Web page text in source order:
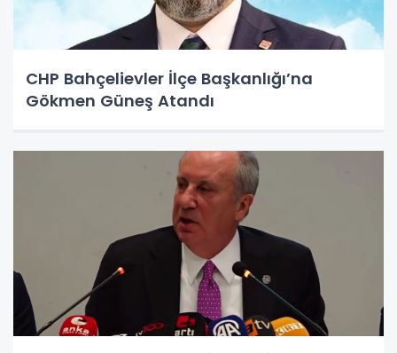
CHP Bahçelievler İlçe Başkanlığı’na
Gökmen Güneş Atandı